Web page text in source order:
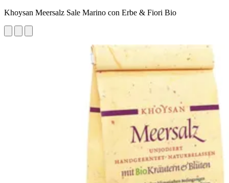
Khoysan Meersalz Sale Marino con Erbe & Fiori Bio